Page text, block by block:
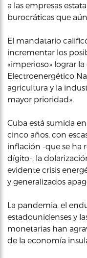
a las empresas
burocráticas que
El mandatario
incrementar los
«imperioso» lograr
Electroenergético
agricultura y la
mayor prioridad».
Cuba está sumida
cinco años, con
inflación -que se ha
dígito-, la
evidente crisis
y generalizados
La pandemia, el
estadounidenses y
monetarias han
de la economía